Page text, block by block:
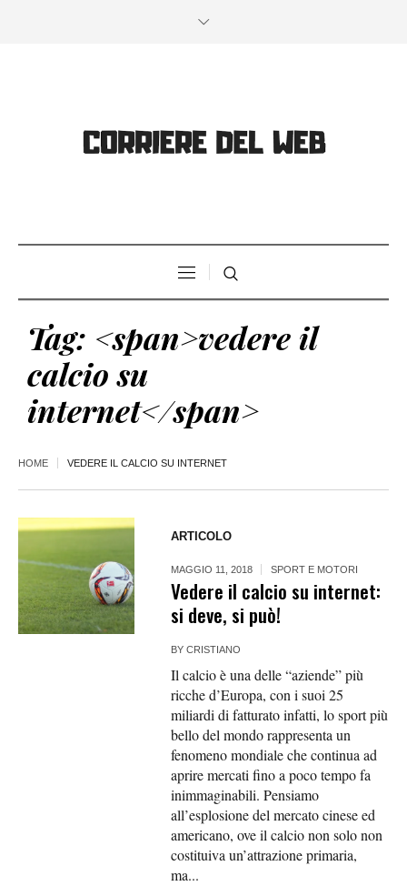
Tag: <span>vedere il
calcio su
internet</span>
HOME VEDERE IL CALCIO SU INTERNET
ARTICOLO
MAGGIO 11, 2018 SPORT E MOTORI
Vedere il calcio su internet:
si deve, si può!
BYCRISTIANO
Il calcio è una delle “aziende” più
ricche d’Europa, con i suoi 25
miliardi di fatturato infatti, lo sport più
bello del mondo rappresenta un
fenomeno mondiale che continua ad
aprire mercati fino a poco tempo fa
inimmaginabili. Pensiamo
all’esplosione del mercato cinese ed
americano, ove il calcio non solo non
costituiva un’attrazione primaria,
ma...